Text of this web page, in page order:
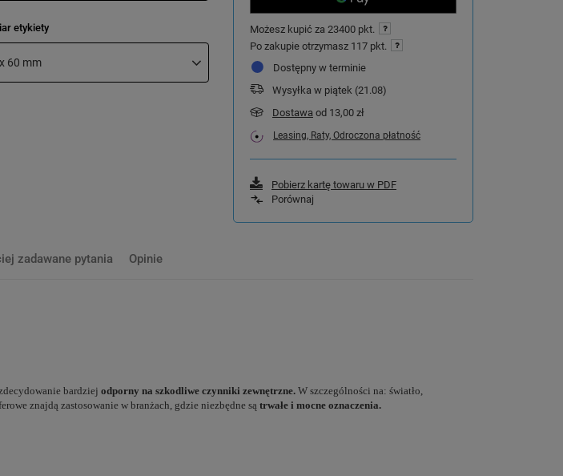
Możesz kupić za 23400 pkt.
Po zakupie otrzymasz 117 pkt.
Dostępny w terminie
Wysyłka w piątek (21.08)
Dostawa od 13,00 zł
Leasing, Raty, Odroczona płatność
Pobierz kartę towaru w PDF
Porównaj
etykiety
60 mm
zadawane pytania Opinie
bardziej odporny na szkodliwe czynniki zewnętrzne. W szczególności na: światło,
znajdą zastosowanie w branżach, gdzie niezbędne są trwałe i mocne oznaczenia.